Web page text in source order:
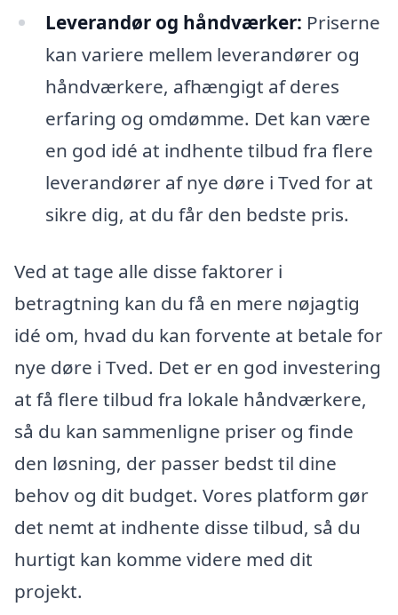
Leverandør og håndværker: Priserne
kan variere mellem leverandører og
håndværkere, afhængigt af deres
erfaring og omdømme. Det kan være
en god idé at indhente tilbud fra flere
leverandører af nye døre i Tved for at
sikre dig, at du får den bedste pris.
Ved at tage alle disse faktorer i
betragtning kan du få en mere nøjagtig
idé om, hvad du kan forvente at betale for
nye døre i Tved. Det er en god investering
at få flere tilbud fra lokale håndværkere,
så du kan sammenligne priser og finde
den løsning, der passer bedst til dine
behov og dit budget. Vores platform gør
det nemt at indhente disse tilbud, så du
hurtigt kan komme videre med dit
projekt.